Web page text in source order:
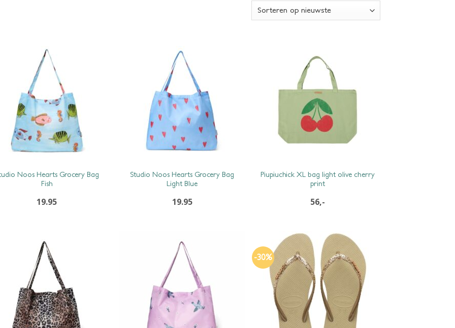
Noos Hearts Grocery Bag
Fish
19.95
Studio Noos Hearts Grocery Bag
Light Blue
19.95
Piupiuchick XL bag light olive cherry
print
56,-
-30%